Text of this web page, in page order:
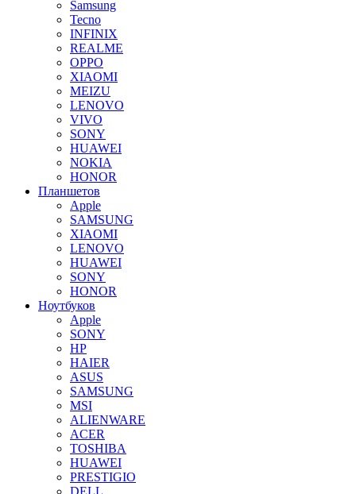
Samsung
Tecno
INFINIX
REALME
OPPO
XIAOMI
MEIZU
LENOVO
VIVO
SONY
HUAWEI
NOKIA
HONOR
Планшетов
Apple
SAMSUNG
XIAOMI
LENOVO
HUAWEI
SONY
HONOR
Ноутбуков
Apple
SONY
HP
HAIER
ASUS
SAMSUNG
MSI
ALIENWARE
ACER
TOSHIBA
HUAWEI
PRESTIGIO
DELL